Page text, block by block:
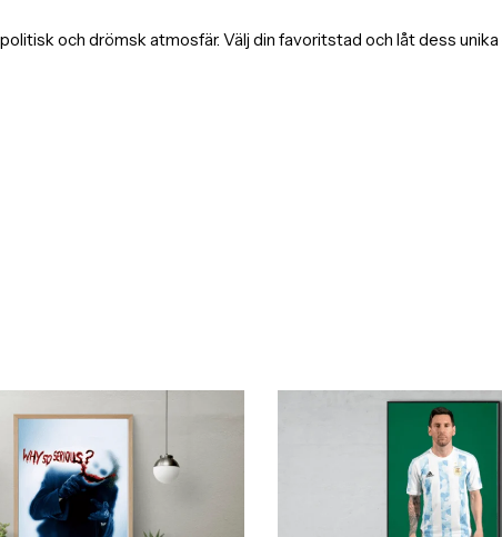
och drömsk atmosfär. Välj din favoritstad och låt dess unika